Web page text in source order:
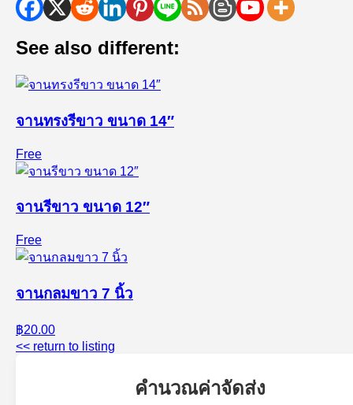
See also different:
จานทรงรีขาว ขนาด 14″
Free
จานรีขาว ขนาด 12″
Free
จานกลมขาว 7 นิ้ว
฿20.00
<< return to listing
คำนวณค่าจัดส่ง